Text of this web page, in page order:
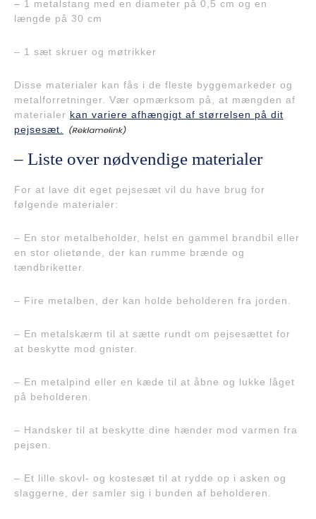
– 1 metalstang med en diameter på 0,5 cm og en
længde på 30 cm
– 1 sæt skruer og møtrikker
Disse materialer kan fås i de fleste byggemarkeder og
metalforretninger. Vær opmærksom på, at mængden af
materialer kan variere afhængigt af størrelsen på dit
pejsesæt.
– Liste over nødvendige materialer
For at lave dit eget pejsesæt vil du have brug for
følgende materialer:
– En stor metalbeholder, helst en gammel brandbil eller
en stor olietønde, der kan rumme brænde og
tændbriketter.
– Fire metalben, der kan holde beholderen fra jorden.
– En metalskærm til at sætte rundt om pejsesættet for
at beskytte mod gnister.
– En metalpind eller en kæde til at åbne og lukke låget
på beholderen.
– Handsker til at beskytte dine hænder mod varmen fra
pejsen.
– Et lille skovl- og kostesæt til at rydde op i asken og
slaggerne, der samler sig i bunden af beholderen.